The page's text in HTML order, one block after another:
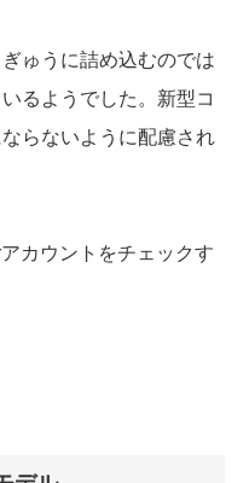
ゅうに詰め込むのでは
るようでした。新型コ
らないように配慮され
カウントをチェックす